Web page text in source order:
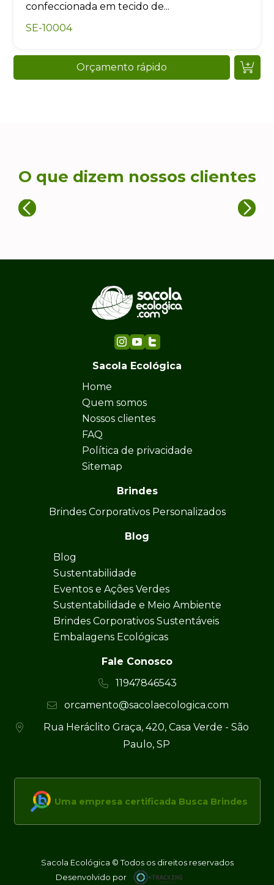
confeccionada em tecido de...
SE-10004
Orçamento rápido
O que dizem nossos clientes
Sacola Ecológica
Home
Quem somos
Nossos clientes
FAQ
Política de privacidade
Sitemap
Brindes
Brindes Corporativos Personalizados
Blog
Blog
Sustentabilidade
Eventos e Ações Verdes
Sustentabilidade e Meio Ambiente
Brindes Corporativos Sustentáveis
Embalagens Ecológicas
Fale Conosco
11947846543
orcamento@sacolaecologica.com
Rua Heráclito Graça, 420, Casa Verde - São
Paulo, SP
Uma empresa certificada Busca Brindes
Sacola Ecológica © Todos os direitos reservados
Desenvolvido por